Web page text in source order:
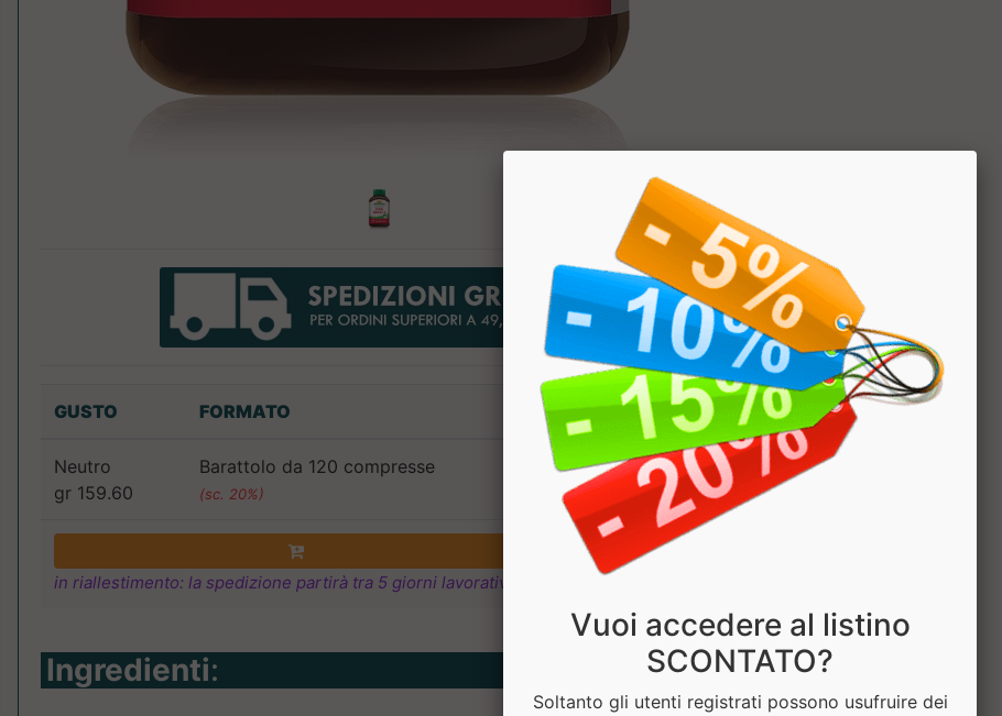
GUSTO FORMATO PREZZO
Neutro
gr 159.60
Barattolo da 120 compresse
(sc. 20%)
€ 31.90
€ 25.52
in riallestimento: la spedizione partirà tra 5 giorni lavorativi
Ingredienti:
Vuoi accedere al listino
SCONTATO?
Soltanto gli utenti registrati possono usufruire dei